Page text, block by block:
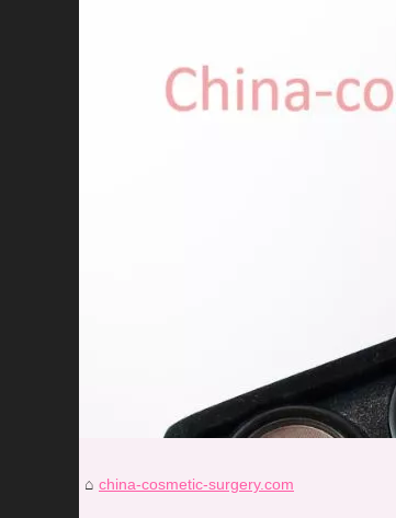
china-cosmetic-surgery.com